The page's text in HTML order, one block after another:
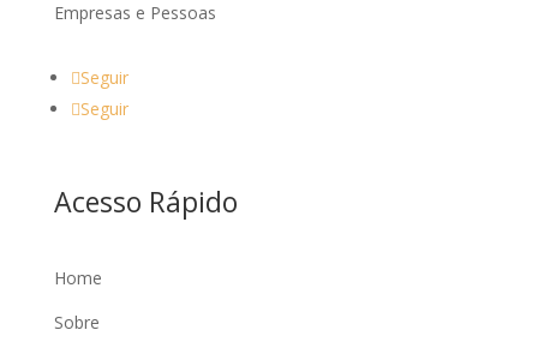
Empresas e Pessoas
Seguir
Seguir
Acesso Rápido
Home
Sobre